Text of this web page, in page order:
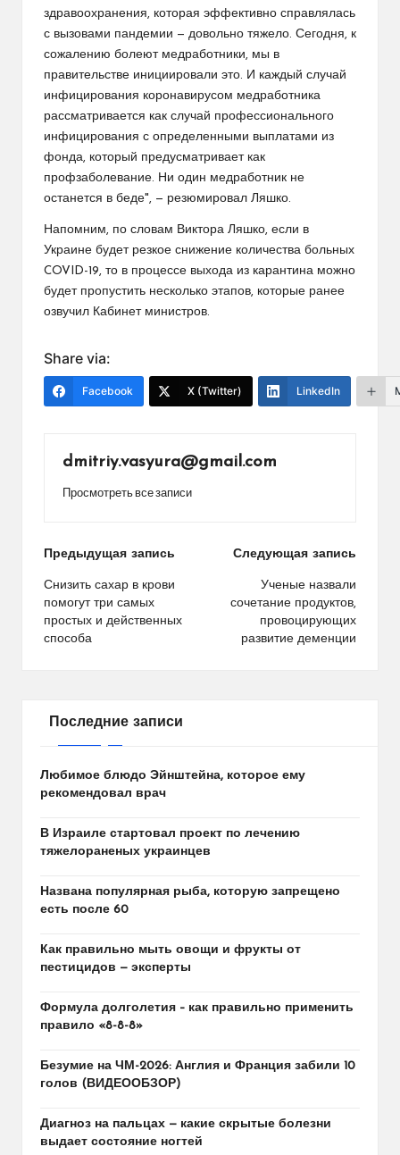
здравоохранения, которая эффективно справлялась
с вызовами пандемии — довольно тяжело. Сегодня, к
сожалению болеют медработники, мы в
правительстве инициировали это. И каждый случай
инфицирования коронавирусом медработника
рассматривается как случай профессионального
инфицирования с определенными выплатами из
фонда, который предусматривает как
профзаболевание. Ни один медработник не
останется в беде", — резюмировал Ляшко.
Напомним, по словам Виктора Ляшко, если в
Украине будет резкое снижение количества больных
COVID-19, то в процессе выхода из карантина можно
будет пропустить несколько этапов, которые ранее
озвучил Кабинет министров.
Share via:
Facebook X (Twitter) LinkedIn
dmitriy.vasyura@gmail.com
Просмотреть все записи
Навигация
по
записям
Предыдущая запись
Снизить сахар в крови
помогут три самых
простых и действенных
способа
Следующая запись
Ученые назвали
сочетание продуктов,
провоцирующих
развитие деменции
Последние записи
Любимое блюдо Эйнштейна, которое ему
рекомендовал врач
В Израиле стартовал проект по лечению
тяжелораненых украинцев
Названа популярная рыба, которую запрещено
есть после 60
Как правильно мыть овощи и фрукты от
пестицидов — эксперты
Формула долголетия – как правильно применить
правило «8-8-8»
Безумие на ЧМ-2026: Англия и Франция забили 10
голов (ВИДЕООБЗОР)
Диагноз на пальцах — какие скрытые болезни
выдает состояние ногтей